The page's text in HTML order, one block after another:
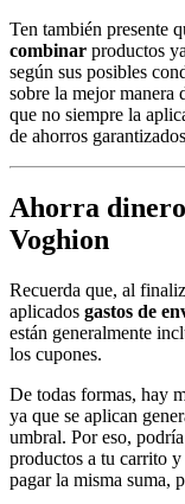
Ten también presente
combinar productos
según sus posibles
sobre la mejor manera
que no siempre la
de ahorros
Ahorra
Voghion
Recuerda que, al
aplicados gastos de
están generalmente
los cupones.
De todas formas, hay
ya que se aplican
umbral. Por eso,
productos a tu carrito
pagar la misma suma,